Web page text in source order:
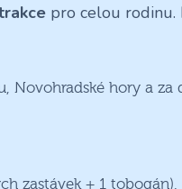
pro celou rodinu.
Novohradské hory a za
zastávek + 1 tobogán).